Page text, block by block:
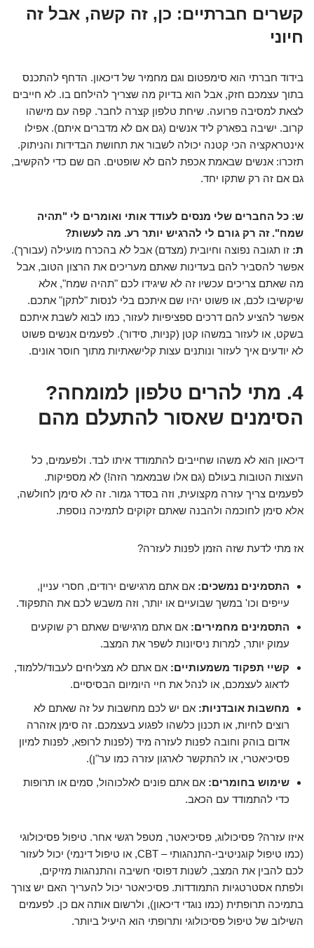
קשרים חברתיים: כן, זה קשה, אבל זה
חיוני
בידוד חברתי הוא סימפטום וגם מחמיר של דיכאון. הדחף להתכנס
בתוך עצמכם חזק, אבל הוא בדיוק מה שצריך להילחם בו. לא חייבים
לצאת למסיבה פרועה. שיחת טלפון קצרה לחבר. קפה עם מישהו
קרוב. ישיבה בפארק ליד אנשים (גם אם לא מדברים איתם). אפילו
אינטראקציה הכי קטנה יכולה לשבור את תחושת הבדידות והניתוק.
תזכרו: אנשים שבאמת אכפת להם לא שופטים. הם שם כדי להקשיב,
גם אם זה רק שתקו יחד.
ש: כל החברים שלי מנסים לעודד אותי ואומרים לי "תהיה
שמח". זה רק גורם לי להרגיש יותר רע. מה לעשות?
ת: זו תגובה נפוצה וחיובית (מצדם) אבל לא בהכרח מועילה (עבורך).
אפשר להסביר להם בעדינות שאתם מעריכים את הרצון הטוב, אבל
מה שאתם צריכים עכשיו זה לא שיגידו לכם "תהיה שמח", אלא
שיקשיבו לכם, או פשוט יהיו שם איתכם בלי לנסות "לתקן" אתכם.
אפשר להציע להם דרכים ספציפיות לעזור, כמו לבוא לשבת איתכם
בשקט, או לעזור במשהו קטן (קניות, סידור). לפעמים אנשים פשוט
לא יודעים איך לעזור ונותנים עצות קלישאתיות מתוך חוסר אונים.
4. מתי להרים טלפון למומחה?
הסימנים שאסור להתעלם מהם
דיכאון הוא לא משהו שחייבים להתמודד איתו לבד. ולפעמים, כל
העצות הטובות בעולם (גם אלו שבמאמר הזה!) לא מספיקות.
לפעמים צריך עזרה מקצועית, וזה בסדר גמור. זה לא סימן לחולשה,
אלא סימן לחוכמה ולהבנה שאתם זקוקים לתמיכה נוספת.
אז מתי לדעת שזה הזמן לפנות לעזרה?
התסמינים נמשכים: אם אתם מרגישים ירודים, חסרי עניין,
עייפים וכו' במשך שבועיים או יותר, וזה משבש לכם את התפקוד.
התסמינים מחמירים: אם אתם מרגישים שאתם רק שוקעים
עמוק יותר, למרות ניסיונות לשפר את המצב.
קשיי תפקוד משמעותיים: אם אתם לא מצליחים לעבוד/ללמוד,
לדאוג לעצמכם, או לנהל את חיי היומיום הבסיסיים.
מחשבות אובדניות: אם יש לכם מחשבות על זה שאתם לא
רוצים לחיות, או תכנון כלשהו לפגוע בעצמכם. זה סימן אזהרה
אדום בוהק וחובה לפנות לעזרה מיד (לפנות לרופא, לפנות למיון
פסיכיאטרי, או להתקשר לארגון עזרה כמו ער"ן).
שימוש בחומרים: אם אתם פונים לאלכוהול, סמים או תרופות
כדי להתמודד עם הכאב.
איזו עזרה? פסיכולוג, פסיכיאטר, מטפל רגשי אחר. טיפול פסיכולוגי
(כמו טיפול קוגניטיבי-התנהגותי – CBT, או טיפול דינמי) יכול לעזור
לכם להבין את המצב, לשנות דפוסי חשיבה והתנהגות מזיקים,
ולפתח אסטרטגיות התמודדות. פסיכיאטר יכול להעריך האם יש צורך
בתמיכה תרופתית (כמו נוגדי דיכאון), ולרשום אותה אם כן. לפעמים
השילוב של טיפול פסיכולוגי ותרופתי הוא היעיל ביותר.